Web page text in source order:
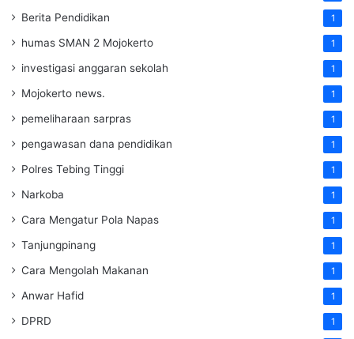
Berita Pendidikan 1
humas SMAN 2 Mojokerto 1
investigasi anggaran sekolah 1
Mojokerto news. 1
pemeliharaan sarpras 1
pengawasan dana pendidikan 1
Polres Tebing Tinggi 1
Narkoba 1
Cara Mengatur Pola Napas 1
Tanjungpinang 1
Cara Mengolah Makanan 1
Anwar Hafid 1
DPRD 1